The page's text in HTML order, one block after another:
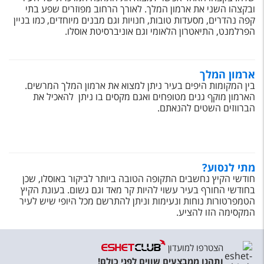
ובקצהו השני את ארמון המלך. לאורך הרחוב מפוזרים שפע בתי
קפה נהדרים, מסעדות טובות, חנויות וגם מבנים מיוחדים, כמו בניין
הפרלמנט, התיאטרון הלאומי וגם אוניברסיטת אוסלו.
ארמון המלך
בין המקומות היפים בעיר ניתן למצוא את ארמון המלך המרשים.
הארמון מוקף גנים מטופחים ואגם מקסים בו ניתן להאכיל את
הברווזים השטים להנאתם.
מתי לנסוע?
חודשי הקיץ נחשבים התקופה הטובה ביותר לביקור באוסלו, שכן
בחודשי החורף בעיר עשוי להיות קר מאד וגם גשום. בעונת הקיץ
הטמפרטורות נוחות ונעימות וניתן להתרשם מכל היופי שיש לעיר
המקסימה הזו להציע.
הצטרפו למועדון
ותהנו ממבצעים שווים לפני כולם!